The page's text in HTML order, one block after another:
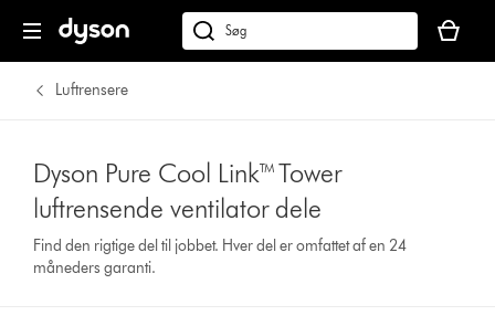
Søg
på
er
tom
Luftrensere
Dyson Pure Cool Link™ Tower
luftrensende ventilator dele
Find den rigtige del til jobbet. Hver del er omfattet af en 24
måneders garanti.